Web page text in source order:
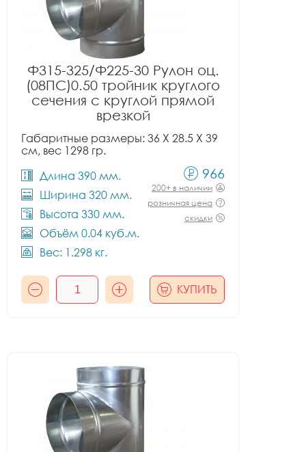
Ф315-325/Ф225-30 Рулон оц.
(08ПС)0.50 тройник круглого
сечения с круглой прямой
врезкой
Габаритные размеры: 36 X 28.5 X 39
см, вес 1298 гр.
Длина 390 мм.
Ширина 320 мм.
Высота 330 мм.
Объём 0.04 куб.м.
Вес: 1.298 кг.
966
200+ в наличии
розничная цена
скидки
КУПИТЬ